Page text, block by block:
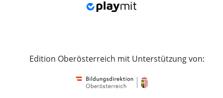
Edition Oberösterreich mit Unterstützung von: